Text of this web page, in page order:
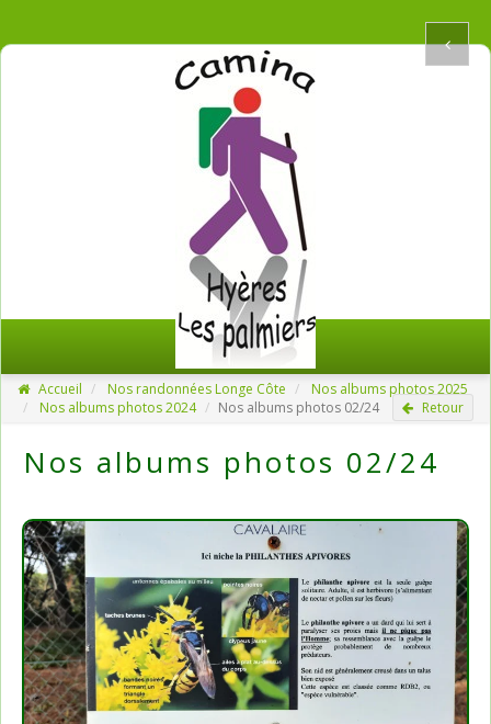
Accueil Nos randonnées Longe Côte
Nos albums photos 2025
Nos albums photos 2024
Nos albums photos 02/24 Retour
Nos albums photos 02/24